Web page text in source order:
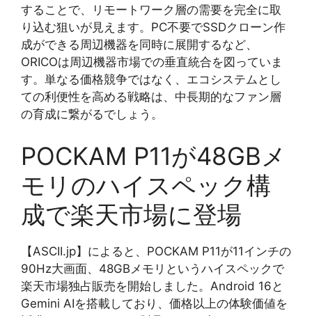
することで、リモートワーク層の需要を完全に取
り込む狙いが見えます。PC不要でSSDクローン作
成ができる周辺機器を同時に展開するなど、
ORICOは周辺機器市場での垂直統合を図っていま
す。単なる価格競争ではなく、エコシステムとし
ての利便性を高める戦略は、中長期的なファン層
の育成に繋がるでしょう。
POCKAM P11が48GBメ
モリのハイスペック構
成で楽天市場に登場
【ASCII.jp】によると、POCKAM P11が11インチの
90Hz大画面、48GBメモリというハイスペックで
楽天市場独占販売を開始しました。Android 16と
Gemini AIを搭載しており、価格以上の体験価値を